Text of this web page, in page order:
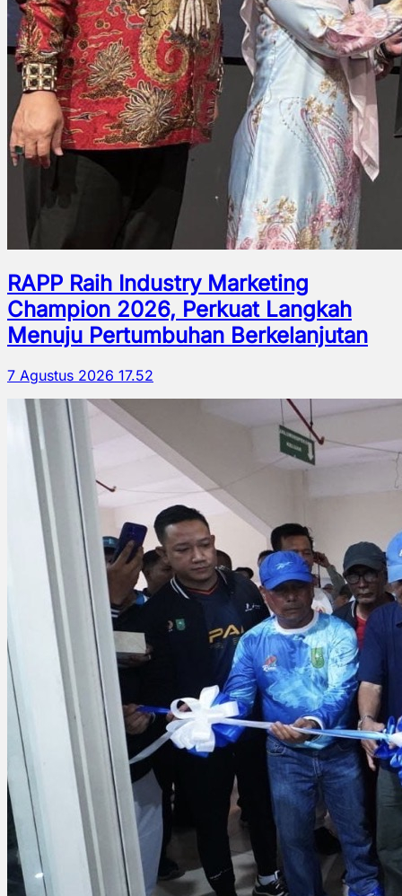
RAPP Raih Industry Marketing
Champion 2026, Perkuat Langkah
Menuju Pertumbuhan Berkelanjutan
7 Agustus 2026 17.52